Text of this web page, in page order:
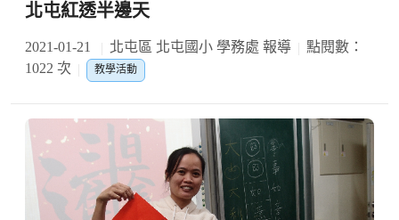
北屯紅透半邊天
2021-01-21 北屯區 北屯國小 學務處 報導
點閱數：
1022 次
教學活動